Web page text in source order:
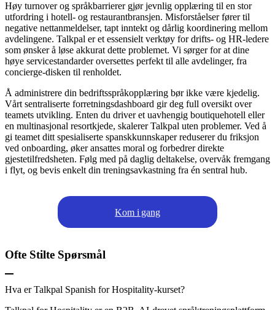
Høy turnover og språkbarrierer gjør jevnlig opplæring til en stor
utfordring i hotell- og restaurantbransjen. Misforståelser fører til
negative nettanmeldelser, tapt inntekt og dårlig koordinering mellom
avdelingene. Talkpal er et essensielt verktøy for drifts- og HR-ledere
som ønsker å løse akkurat dette problemet. Vi sørger for at dine
høye servicestandarder oversettes perfekt til alle avdelinger, fra
concierge-disken til renholdet.
Å administrere din bedriftsspråkopplæring bør ikke være kjedelig.
Vårt sentraliserte forretningsdashboard gir deg full oversikt over
teamets utvikling. Enten du driver et uavhengig boutiquehotell eller
en multinasjonal resortkjede, skalerer Talkpal uten problemer. Ved å
gi teamet ditt spesialiserte spanskkunnskaper reduserer du friksjon
ved onboarding, øker ansattes moral og forbedrer direkte
gjestetilfredsheten. Følg med på daglig deltakelse, overvåk fremgang
i flyt, og bevis enkelt din treningsavkastning fra én sentral hub.
Kom i gang
Ofte Stilte Spørsmål
Hva er Talkpal Spanish for Hospitality-kurset?